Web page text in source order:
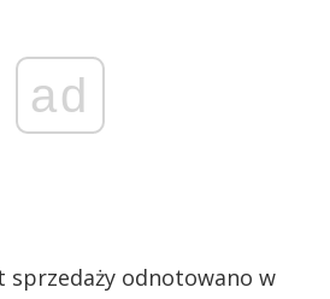
ad
sprzedaży odnotowano w